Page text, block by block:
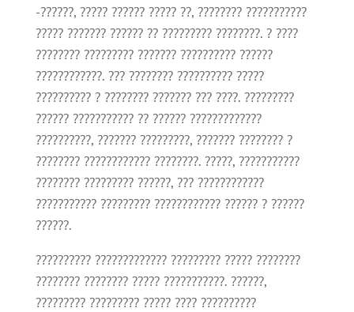
-??????, ????? ?????? ????? ??, ???????? ???????????
????? ??????? ?????? ?? ????????? ????????. ? ????
???????? ????????? ??????? ?????????? ??????
????????????. ??? ???????? ?????????? ?????
?????????? ? ???????? ??????? ??? ????. ?????????
?????? ??????????? ?? ?????? ?????????????
??????????, ??????? ?????????, ??????? ???????? ?
???????? ???????????? ????????. ?????, ???????????
???????? ????????? ??????, ??? ????????????
??????????? ????????? ???????????? ?????? ? ??????
??????.
?????????? ????????????? ????????? ????? ????????
???????? ???????? ????? ???????????. ??????,
????????? ????????? ????? ???? ??????????